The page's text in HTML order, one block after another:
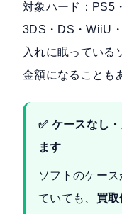
対象ハード：PS5
3DS・DS・WiiU
入れに眠っている
金額になることも
✅ ケースなし
ます
ソフトのケー
ていても、 買